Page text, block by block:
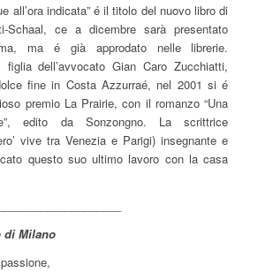
all’ora indicata” é il titolo del nuovo libro di
Schaal, ce a dicembre sarà presentato
ma é già approdato nelle librerie.
dell’avvocato Gian Caro Zucchiatti,
fine in Costa Azzurraé, nel 2001 si é
premio La Prairie, con il romanzo “Una
edito da Sonzongno. La scrittrice
vive tra Venezia e Parigi) insegnante e
questo suo ultimo lavoro con la casa
di Milano